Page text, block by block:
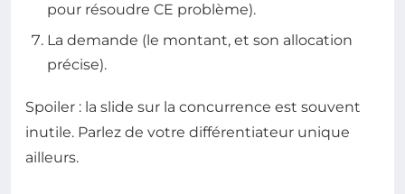
pour résoudre CE problème).
La demande (le montant, et son allocation
précise).
Spoiler : la slide sur la concurrence est souvent
inutile. Parlez de votre différentiateur unique
ailleurs.